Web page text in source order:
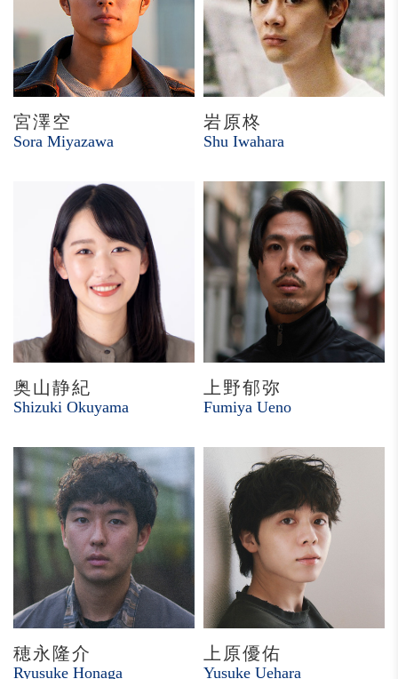
宮澤空
Sora Miyazawa
岩原柊
Shu Iwahara
奥山静紀
Shizuki Okuyama
上野郁弥
Fumiya Ueno
穂永隆介
Ryusuke Honaga
上原優佑
Yusuke Uehara